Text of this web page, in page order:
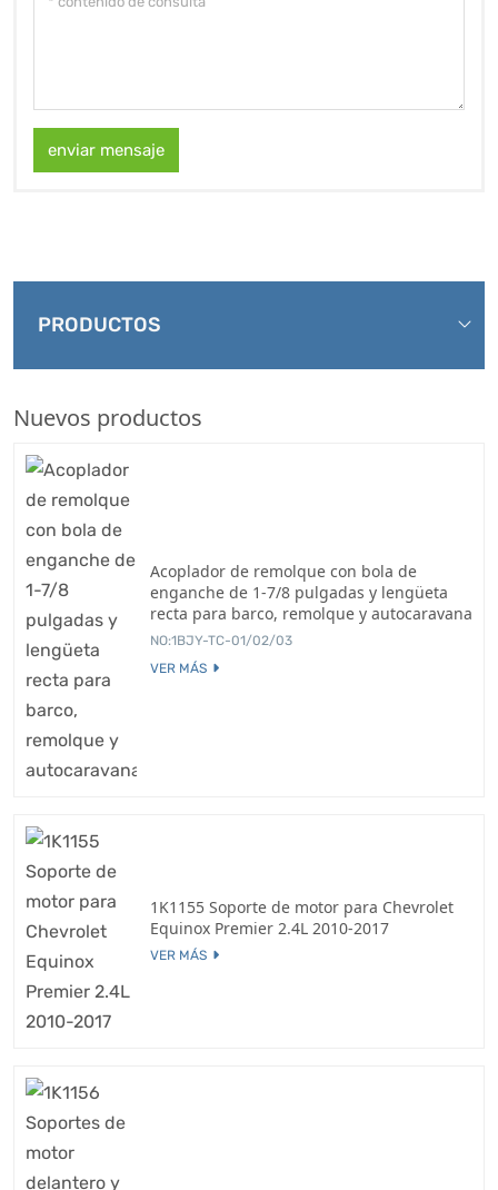
enviar mensaje
PRODUCTOS
Nuevos productos
Acoplador de remolque con bola de
enganche de 1-7/8 pulgadas y lengüeta
recta para barco, remolque y autocaravana
NO:1BJY-TC-01/02/03
VER MÁS
1K1155 Soporte de motor para Chevrolet
Equinox Premier 2.4L 2010-2017
VER MÁS